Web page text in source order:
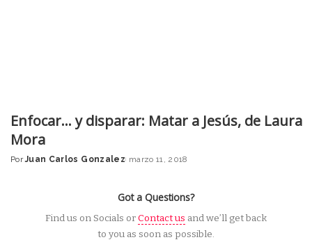
Enfocar… y disparar: Matar a Jesús, de Laura
Mora
Posted
Por Juan Carlos Gonzalez marzo 11, 2018
Got a Questions?
Find us on Socials orContact us and we’ll get back
to you as soon as possible.